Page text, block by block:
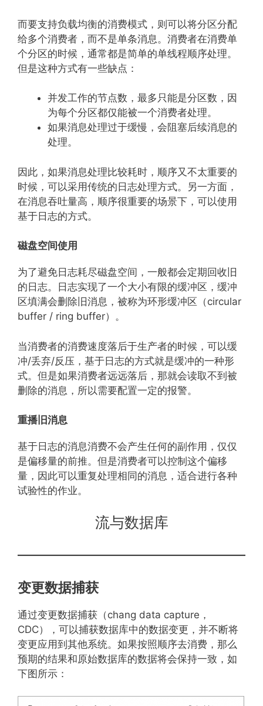
而要支持负载均衡的消费模式，则可以将分区分配
给多个消费者，而不是单条消息。消费者在消费单
个分区的时候，通常都是简单的单线程顺序处理。
但是这种方式有一些缺点：
并发工作的节点数，最多只能是分区数，因
为每个分区都仅能被一个消费者处理。
如果消息处理过于缓慢，会阻塞后续消息的
处理。
因此，如果消息处理比较耗时，顺序又不太重要的
时候，可以采用传统的日志处理方式。另一方面，
在消息吞吐量高，顺序很重要的场景下，可以使用
基于日志的方式。
磁盘空间使用
为了避免日志耗尽磁盘空间，一般都会定期回收旧
的日志。日志实现了一个大小有限的缓冲区，缓冲
区填满会删除旧消息，被称为环形缓冲区（circular
buffer / ring buffer）。
当消费者的消费速度落后于生产者的时候，可以缓
冲/丢弃/反压，基于日志的方式就是缓冲的一种形
式。但是如果消费者远远落后，那就会读取不到被
删除的消息，所以需要配置一定的报警。
重播旧消息
基于日志的消息消费不会产生任何的副作用，仅仅
是偏移量的前推。但是消费者可以控制这个偏移
量，因此可以重复处理相同的消息，适合进行各种
试验性的作业。
流与数据库
变更数据捕获
通过变更数据捕获（chang data capture，
CDC），可以捕获数据库中的数据变更，并不断将
变更应用到其他系统。如果按照顺序去消费，那么
预期的结果和原始数据库的数据将会保持一致，如
下图所示：